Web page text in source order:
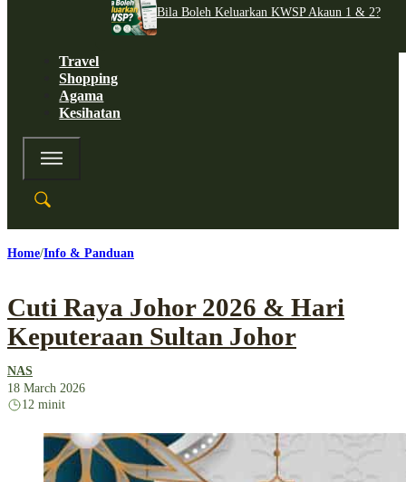
Bila Boleh Keluarkan KWSP Akaun 1 & 2?
Travel
Shopping
Agama
Kesihatan
Home Info & Panduan
Cuti Raya Johor 2026 & Hari
Keputeraan Sultan Johor
NAS
18 March 2026
12 minit